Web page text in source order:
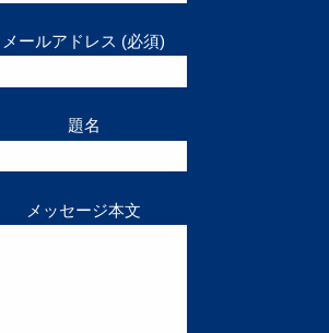
メールアドレス (必須)
題名
メッセージ本文